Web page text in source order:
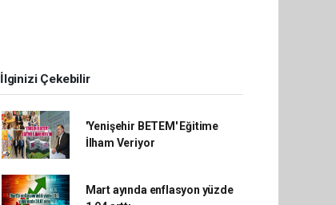
İlginizi Çekebilir
'Yenişehir BETEM' Eğitime
İlham Veriyor
Mart ayında enflasyon yüzde